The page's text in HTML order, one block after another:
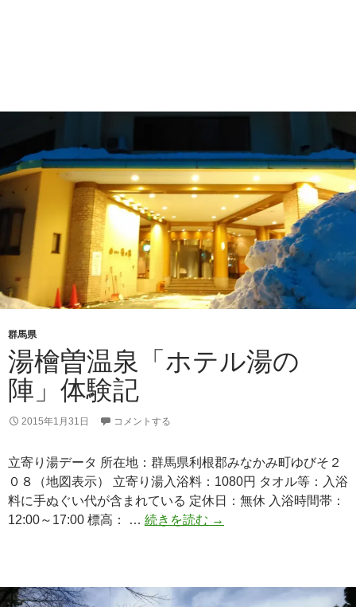
群馬県
湯檜曽温泉「ホテル湯の
陣」体験記
2015年1月31日 コメントする
立寄り湯データ 所在地：群馬県利根郡みなかみ町ゆびそ２
０８（地図表示） 立寄り湯入浴料：1080円 タオル等：入浴
料に手ぬぐい代が含まれている 定休日：無休 入浴時間帯：
12:00～17:00 標高： … 続きを読む 湯
泉
→